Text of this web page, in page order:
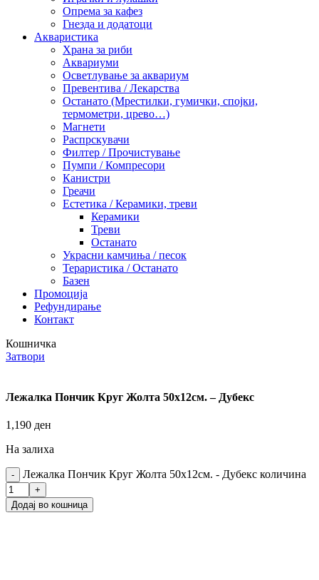
Опрема за кафез
Гнезда и додатоци
Акваристика
Храна за риби
Аквариуми
Осветлување за аквариум
Превентива / Лекарства
Останато (Мрестилки, гумички, спојки,
термометри, црево…)
Магнети
Распрскувачи
Филтер / Прочистување
Пумпи / Компресори
Канистри
Греачи
Естетика / Керамики, треви
Керамики
Треви
Останато
Украсни камчиња / песок
Тераристика / Останато
Базен
Промоција
Рефундирање
Контакт
Кошничка
Затвори
Лежалка Пончик Круг Жолта 50х12см. – Дубекс
1,190 ден
На залиха
Лежалка Пончик Круг Жолта 50х12см. - Дубекс количина
Додај во кошница